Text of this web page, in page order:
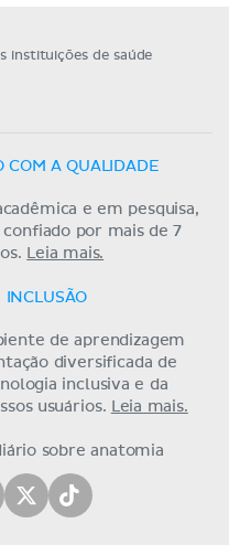
instituições de saúde
COM A QUALIDADE
e em pesquisa,
por mais de 7
Leia mais.
INCLUSÃO
de aprendizagem
diversificada de
inclusiva e da
usuários. Leia mais.
sobre anatomia